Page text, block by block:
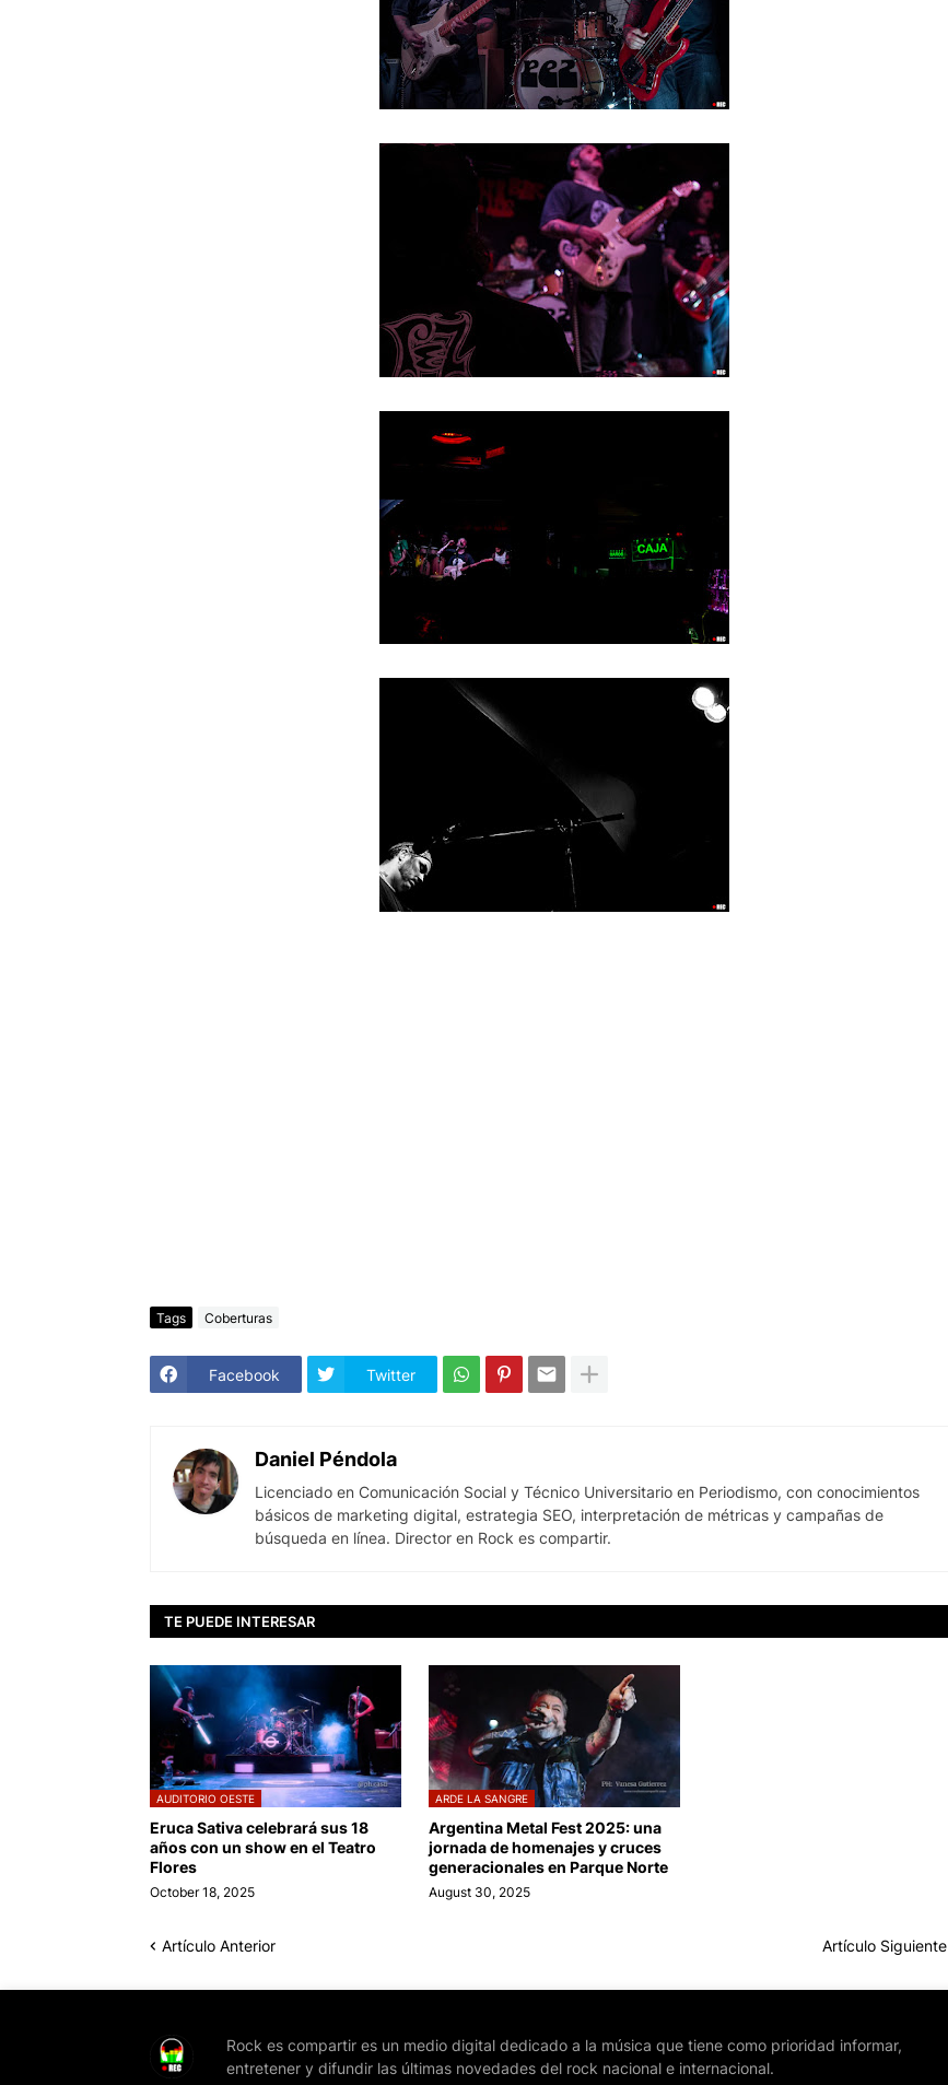
Tags Coberturas
Facebook Twitter
Daniel Péndola
Licenciado en Comunicación Social y Técnico Universitario en Periodismo, con conocimientos
básicos de marketing digital, estrategia SEO, interpretación de métricas y campañas de
búsqueda en línea. Director en Rock es compartir.
TE PUEDE INTERESAR
AUDITORIO OESTE
Eruca Sativa celebrará sus 18
años con un show en el Teatro
Flores
October 18, 2025
ARDE LA SANGRE
Argentina Metal Fest 2025: una
jornada de homenajes y cruces
generacionales en Parque Norte
August 30, 2025
Artículo Anterior Artículo Siguiente
Rock es compartir es un medio digital dedicado a la música que tiene como prioridad informar,
entretener y difundir las últimas novedades del rock nacional e internacional.